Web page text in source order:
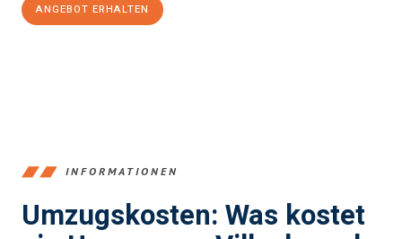
ANGEBOT ERHALTEN
INFORMATIONEN
Umzugskosten: Was kostet